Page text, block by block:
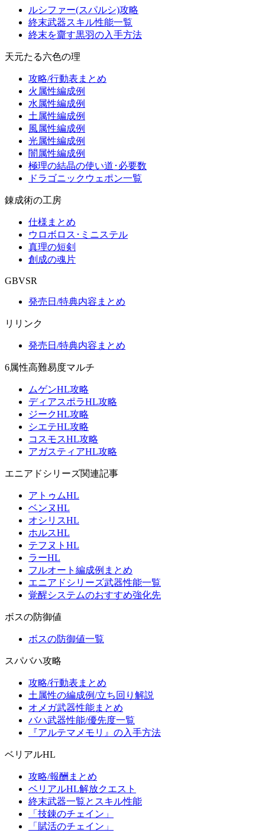
ルシファー(スパルシ)攻略
終末武器スキル性能一覧
終末を齎す黒羽の入手方法
天元たる六色の理
攻略/行動表まとめ
火属性編成例
水属性編成例
土属性編成例
風属性編成例
光属性編成例
闇属性編成例
極理の結晶の使い道･必要数
ドラゴニックウェポン一覧
錬成術の工房
仕様まとめ
ウロボロス･ミニステル
真理の短剣
創成の魂片
GBVSR
発売日/特典内容まとめ
リリンク
発売日/特典内容まとめ
6属性高難易度マルチ
ムゲンHL攻略
ディアスポラHL攻略
ジークHL攻略
シエテHL攻略
コスモスHL攻略
アガスティアHL攻略
エニアドシリーズ関連記事
アトゥムHL
ベンヌHL
オシリスHL
ホルスHL
テフヌトHL
ラーHL
フルオート編成例まとめ
エニアドシリーズ武器性能一覧
覚醒システムのおすすめ強化先
ボスの防御値
ボスの防御値一覧
スパバハ攻略
攻略/行動表まとめ
土属性の編成例/立ち回り解説
オメガ武器性能まとめ
バハ武器性能/優先度一覧
『アルテマメモリ』の入手方法
ベリアルHL
攻略/報酬まとめ
ベリアルHL解放クエスト
終末武器一覧とスキル性能
「技錬のチェイン」
「賦活のチェイン」